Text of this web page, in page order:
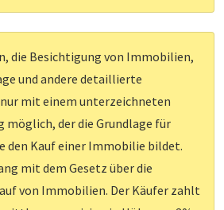
die Besichtigung von Immobilien,
und andere detaillierte
mit einem unterzeichneten
der die Grundlage für
den Kauf einer Immobilie bildet.
mit dem Gesetz über die
von Immobilien. Der Käufer zahlt